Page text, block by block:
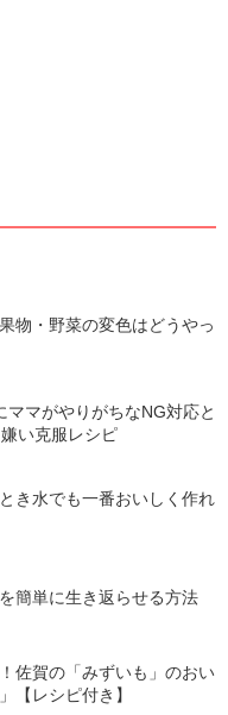
物・野菜の変色はどうやっ
ママがやりがちなNG対応と
い克服レシピ
き水でも一番おいしく作れ
簡単に生き返らせる方法
佐賀の「みずいも」のおい
【レシピ付き】